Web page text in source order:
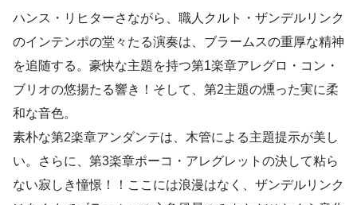
ハンス・リヒターさながら、職人クルト・ザンデルリンク
のインテンポの堂々たる演奏は、ブラームスの重厚な精神
を追随する。豪快な主題を持つ第1楽章アレグロ・コン・
ブリオの悠揚たる響き！そして、第2主題の燻った実に柔
和な音色。
素朴な第2楽章アンダンテは、木管による主題提示が美し
い。さらに、第3楽章ポーコ・アレグレットの決して粘ら
ない寂しき憧憬！！ここには浪漫はなく、ザンデルリンク